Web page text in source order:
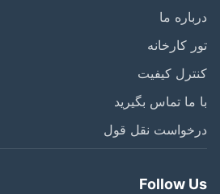
ما
کارخانه
کیفیت
تماس بگیرید
نقل قول
Follow